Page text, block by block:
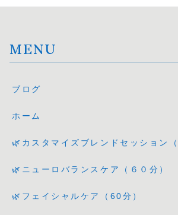
MENU
ブログ
ホーム
🌿カスタマイズブレンドセッション
🌿ニューロバランスケア（６０分）
🌿フェイシャルケア（60分）